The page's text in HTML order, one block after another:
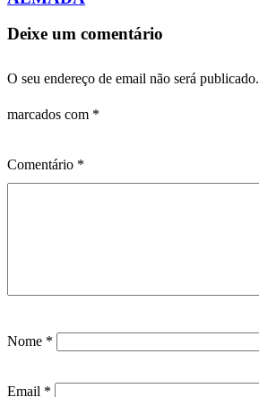
Deixe um comentário
O seu endereço de email não será publicado.
marcados com *
Comentário *
Nome *
Email *